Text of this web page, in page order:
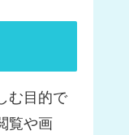
む目的で
覧や画